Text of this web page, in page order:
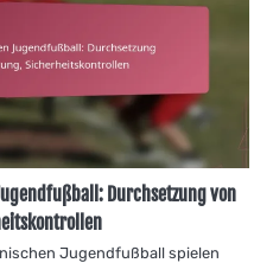
Durchsetzung von
Jugendfußball spielen